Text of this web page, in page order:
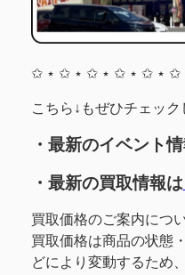
✩ ⋆ ✩ ⋆ ✩ ⋆ ✩ ⋆ ✩ ⋆ ✩
こちら↓もぜひチェッ
・最新のイベント
・最新の買取情報は
買取価格のご案内につ
買取価格は商品の状態
どにより変動するため、